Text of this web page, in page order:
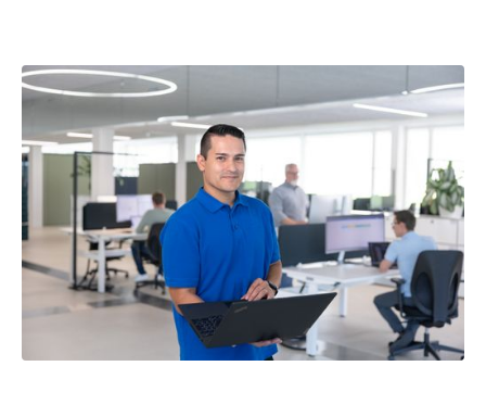
wir gerne Deine Bewerbung! Bitte reiche die
folgenden Unterlagen per E-Mail (PDF) ein:
Bewerbungsschreiben
Lebenslauf mit Passfoto
Zeugniskopien der letzten beiden Schuljahre
Multicheck
Schnupperlehrberichte
Wenn alles passt, laden wir Dich gerne zu einem
Erstgespräch mit unserem HR und Berufsbildner ein.